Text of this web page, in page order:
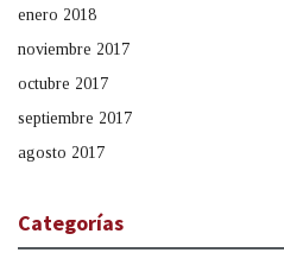
enero 2018
noviembre 2017
octubre 2017
septiembre 2017
agosto 2017
Categorías